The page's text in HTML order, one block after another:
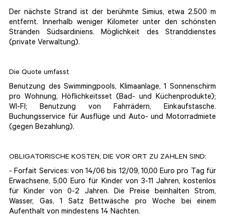
Der nächste Strand ist der berühmte Simius, etwa 2.500 m
entfernt. Innerhalb weniger Kilometer unter den schönsten
Stränden Südsardiniens. Möglichkeit des Stranddienstes
(private Verwaltung).
Die Quote umfasst
Benutzung des Swimmingpools, Klimaanlage, 1 Sonnenschirm
pro Wohnung, Höflichkeitsset (Bad- und Küchenprodukte);
WI-FI; Benutzung von Fahrrädern, Einkaufstasche.
Buchungsservice für Ausflüge und Auto- und Motorradmiete
(gegen Bezahlung).
OBLIGATORISCHE KOSTEN, DIE VOR ORT ZU ZAHLEN SIND:
- Forfait Services: von 14/06 bis 12/09, 10,00 Euro pro Tag für
Erwachsene, 5,00 Euro für Kinder von 3-11 Jahren, kostenlos
für Kinder von 0-2 Jahren. Die Preise beinhalten Strom,
Wasser, Gas, 1 Satz Bettwäsche pro Woche bei einem
Aufenthalt von mindestens 14 Nächten.